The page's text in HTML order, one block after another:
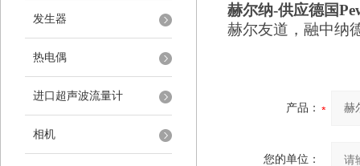
发生器
热电偶
进口超声波流量计
相机
赫尔纳-供应德国
赫尔友道，融中纳
产品：
您的单位：